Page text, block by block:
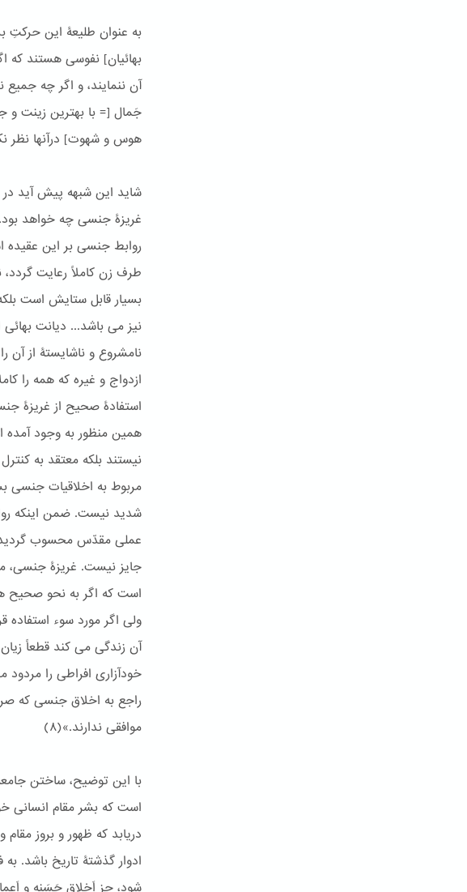
به عنوان طلیعۀ این حرکتِ
بهائیان] نفوسی هستند كه
آن ننمایند، و اگر چه
جَمال [= با بهترین زینت و
هوس و شهوت] درآنها نظر
شاید این شبهه پیش آید در
غریزۀ جنسی چه خواهد
روابط جنسی بر این
طرف زن کاملاً رعایت
بسیار قابل ستایش است
نامشروع و ناشایستۀ از آن
ازدواج و غیره که همه را
استفادۀ صحیح از غریزۀ
همین منظور به وجود آمده
مربوط به اخلاقیات جنسی
شدید نیست. ضمن اینکه
عملی مقدّس محسوب گردیده
جایز نیست. غریزۀ جنسی،
است که اگر به نحو صحیح
ولی اگر مورد سوء استفاده
آن زندگی می کند قطعاً
خودآزاری افراطی را
راجع به اخلاق جنسی که
موافقی ندارند.»(٨)
با این توضیح، ساختن
است که بشر مقام انسانی
دریابد که ظهور و بروز
ادوار گذشتۀ تاریخ باشد.